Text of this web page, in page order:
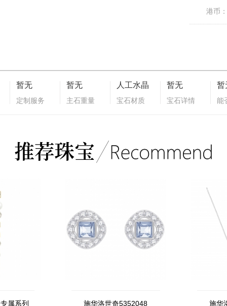
港币：
暂无
定制服务
暂无
主石重量
人工水晶
宝石材质
暂无
宝石详情
暂
能
属系列 施华洛世奇5352048 施华